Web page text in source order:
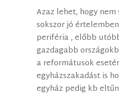
Azaz lehet, hogy
sokszor jó
periféria , előbb
gazdagabb
a reformátusok
egyházszakadást is
egyház pedig kb